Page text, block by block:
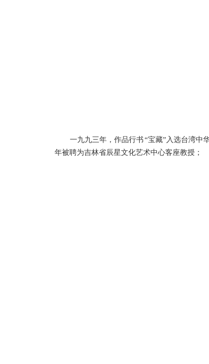
一九九三年，作品行书 “宝藏”入选台湾
年被聘为吉林省辰星文化艺术中心客座教授；